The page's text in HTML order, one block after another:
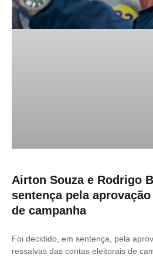
Airton Souza e Rodrigo
sentença pela
de campanha
Foi decidido, em sentença, pela
ressalvas das contas eleitorais de